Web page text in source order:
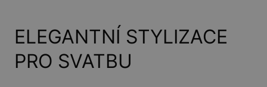
ELEGANTNÍ STYLIZACE
PRO SVATBU